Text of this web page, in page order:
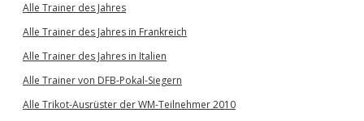
Alle Trainer des Jahres
Alle Trainer des Jahres in Frankreich
Alle Trainer des Jahres in Italien
Alle Trainer von DFB-Pokal-Siegern
Alle Trikot-Ausrüster der WM-Teilnehmer 2010